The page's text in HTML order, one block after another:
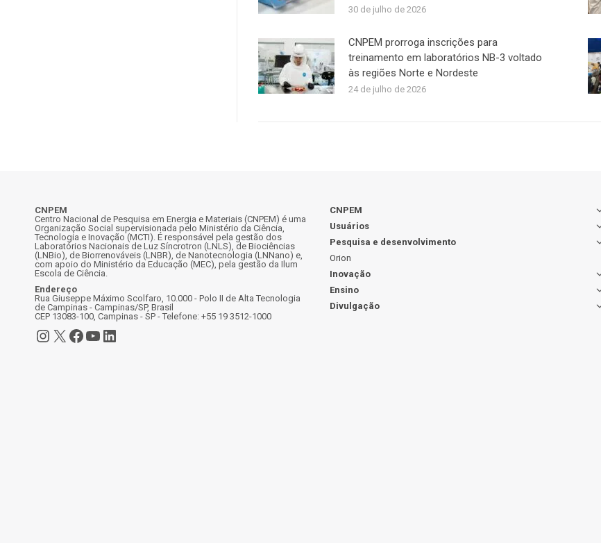
30 de julho de 2026
CNPEM prorroga inscrições para
treinamento em laboratórios NB-3 voltado
às regiões Norte e Nordeste
24 de julho de 2026
CNPEM
Centro Nacional de Pesquisa em Energia e Materiais (CNPEM) é uma
Organização Social supervisionada pelo Ministério da Ciência,
Tecnologia e Inovação (MCTI). É responsável pela gestão dos
Laboratórios Nacionais de Luz Síncrotron (LNLS), de Biociências
(LNBio), de Biorrenováveis (LNBR), de Nanotecnologia (LNNano) e,
com apoio do Ministério da Educação (MEC), pela gestão da Ilum
Escola de Ciência.
Endereço
Rua Giuseppe Máximo Scolfaro, 10.000 - Polo II de Alta Tecnologia
de Campinas - Campinas/SP, Brasil
CEP 13083-100, Campinas - SP - Telefone: +55 19 3512-1000
Instagram
X Facebook
Youtube
LinkedIn
CNPEM
Usuários
Pesquisa e desenvolvimento
Orion
Inovação
Ensino
Divulgação